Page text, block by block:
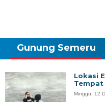
Gunung Semeru
Lokasi
Minggu, 12